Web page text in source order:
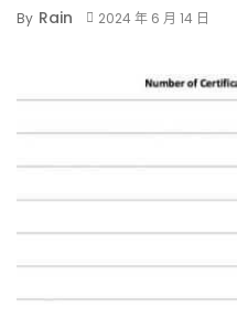
By Rain 2024 年 6 月 14 日